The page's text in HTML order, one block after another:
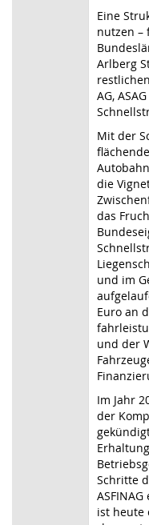
Eine
nutzen –
Arlberg
AG,
Mit der
die
das
und im
Euro an
und der
Im Jahr
der
Schritte
ist heute